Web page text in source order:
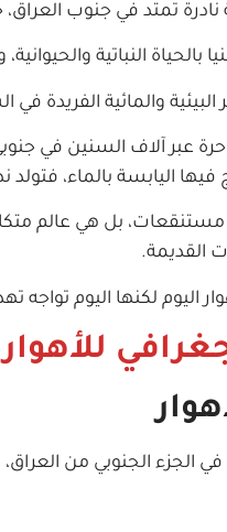
تمتد في جنوب العراق،
بالحياة النباتية
البيئية والمائية الفريدة
عبر آلاف السنين في
اليابسة بالماء، فتولد
بل هي عالم
القديمة.
اليوم لكنها اليوم
للأهوار
في الجزء الجنوبي من